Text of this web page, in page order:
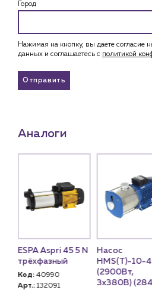
Город
Нажимая на кнопку, вы даете согласие
данных и соглашаетесь c политикой
Отправить
Аналоги
ESPA Aspri 45 5 N
трёхфазный
Код: 40990
Арт.: 132091
Насос
HMS(T)-10-
(2900Вт,
3х380В)